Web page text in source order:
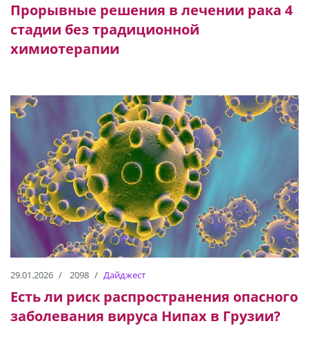
Прорывные решения в лечении рака 4
стадии без традиционной
химиотерапии
29.01.2026 2098 Дайджест
Есть ли риск распространения опасного
заболевания вируса Нипах в Грузии?